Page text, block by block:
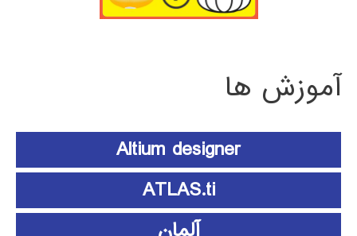
آموزش ها
Altium designer
ATLAS.ti